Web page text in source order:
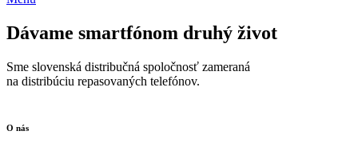
Dávame smartfónom druhý život
Sme slovenská distribučná spoločnosť zameraná
na distribúciu repasovaných telefónov.
O nás